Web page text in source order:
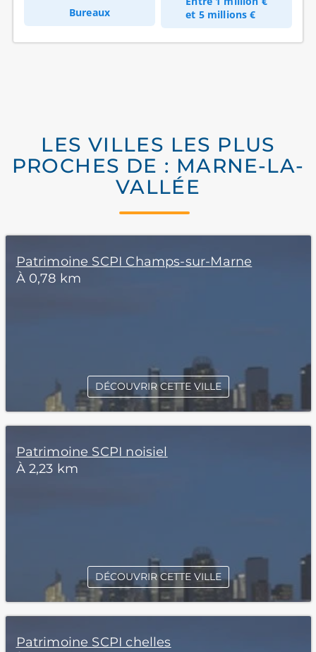
Bureaux
et 5 millions €
LES VILLES LES PLUS
PROCHES DE : MARNE-LA-
VALLÉE
Patrimoine SCPI Champs-sur-Marne
À 0,78 km
DÉCOUVRIR CETTE VILLE
Patrimoine SCPI noisiel
À 2,23 km
DÉCOUVRIR CETTE VILLE
Patrimoine SCPI chelles